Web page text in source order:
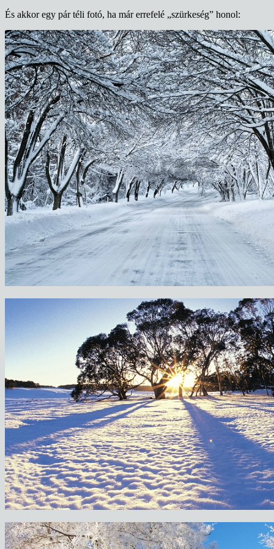
És akkor egy pár téli fotó, ha már errefelé „szürkeség” honol: